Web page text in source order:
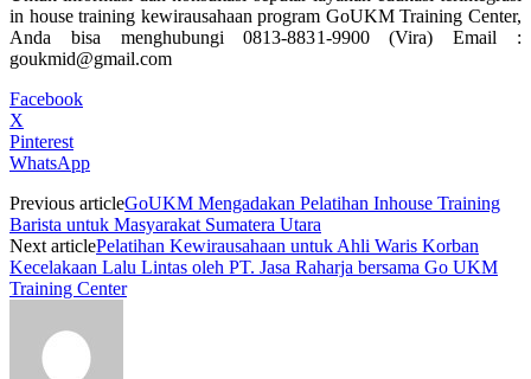
in house training kewirausahaan program GoUKM Training Center,
Anda bisa menghubungi 0813-8831-9900 (Vira) Email :
goukmid@gmail.com
Facebook
X
Pinterest
WhatsApp
Previous articleGoUKM Mengadakan Pelatihan Inhouse Training
Barista untuk Masyarakat Sumatera Utara
Next articlePelatihan Kewirausahaan untuk Ahli Waris Korban
Kecelakaan Lalu Lintas oleh PT. Jasa Raharja bersama Go UKM
Training Center